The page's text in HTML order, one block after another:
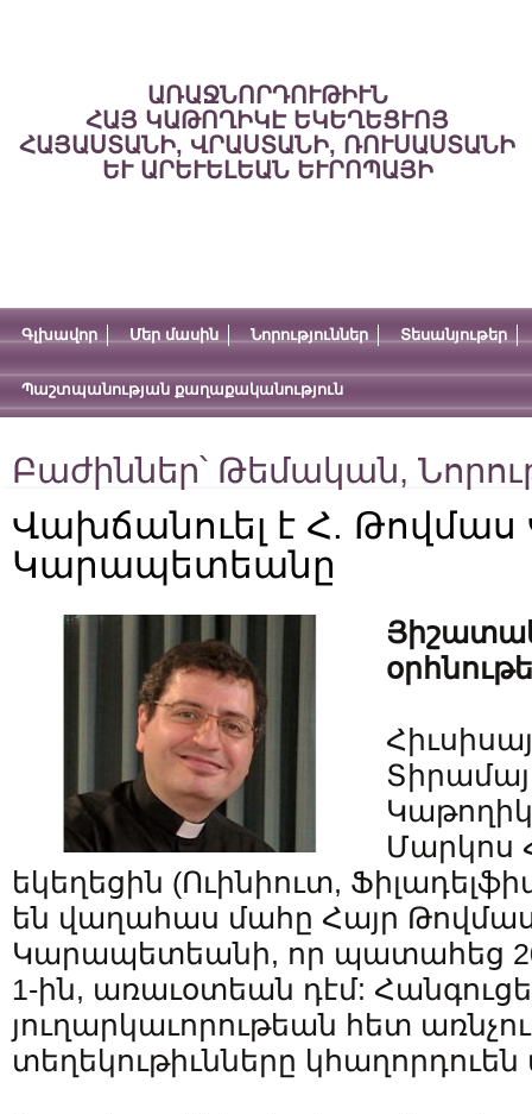
ԱՌԱՋՆՈՐԴՈՒԹԻՒՆ
ՀԱՅ ԿԱԹՈՂԻԿԷ ԵԿԵՂԵՑՒՈՅ
ՀԱՅԱՍՏԱՆԻ, ՎՐԱՍՏԱՆԻ, ՌՈՒՍԱՍՏԱՆԻ
ԵՒ ԱՐԵՒԵԼԵԱՆ ԵՒՐՈՊԱՅԻ
Գլխավոր Մեր մասին Նորություններ Տեսանյութեր
Պաշտպանության քաղաքականություն
Բաժիններ՝ Թեմական,
Վախճանուել է Հ. Թովմաս
Կարապետեանը
Մարկոս
եկեղեցին (Ուինիուտ,
են վաղահաս մահը Հայր
Կարապետեանի, որ պատահեց
1-ին, առաւօտեան դէմ:
յուղարկաւորութեան հետ
տեղեկութիւնները